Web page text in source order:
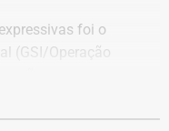
foi o
(GSI/Operação
como o principal